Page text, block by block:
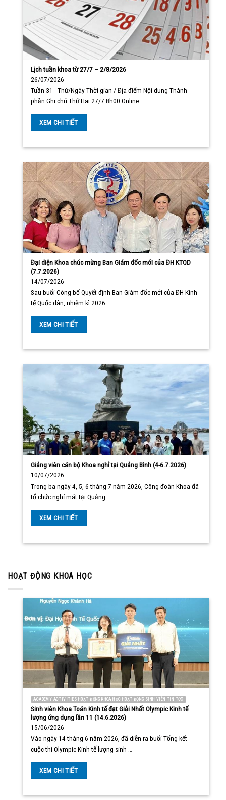
Lịch tuần khoa từ 27/7 – 2/8/2026
26/07/2026
Tuần 31 Thứ/Ngày Thời gian / Địa điểm Nội dung Thành
phần Ghi chú Thứ Hai 27/7 8h00 Online …
XEM CHI TIẾT
Đại diện Khoa chúc mừng Ban Giám đốc mới của ĐH KTQD
(7.7.2026)
14/07/2026
Sau buổi Công bố Quyết định Ban Giám đốc mới của ĐH Kinh
tế Quốc dân, nhiệm kì 2026 – …
XEM CHI TIẾT
Giảng viên cán bộ Khoa nghỉ tại Quảng Bình (4-6.7.2026)
10/07/2026
Trong ba ngày 4, 5, 6 tháng 7 năm 2026, Công đoàn Khoa đã
tổ chức nghỉ mát tại Quảng …
XEM CHI TIẾT
HOẠT ĐỘNG KHOA HỌC
ACADEMY ACTIVITIES HOẠT ĐỘNG KHOA HỌC HOẠT ĐỘNG SINH VIÊN TIN TỨC
Sinh viên Khoa Toán Kinh tế đạt Giải Nhất Olympic Kinh tế
lượng ứng dụng lần 11 (14.6.2026)
15/06/2026
Vào ngày 14 tháng 6 năm 2026, đã diễn ra buổi Tổng kết
cuộc thi Olympic Kinh tế lượng sinh …
XEM CHI TIẾT